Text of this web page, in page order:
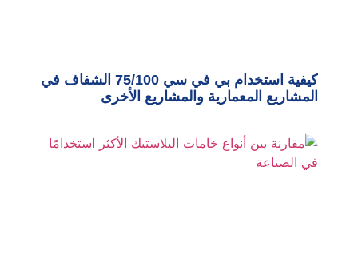
كيفية استخدام بي في سي 75/100 الشفاف في
المشاريع المعمارية والمشاريع الأخرى